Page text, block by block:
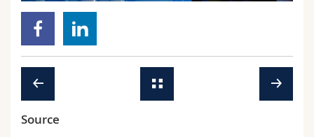
Sciences et médecine
Interfacultaire
Collaborateurs
Doctorants
Webmail
Programme des cours
MyUnifr
Source